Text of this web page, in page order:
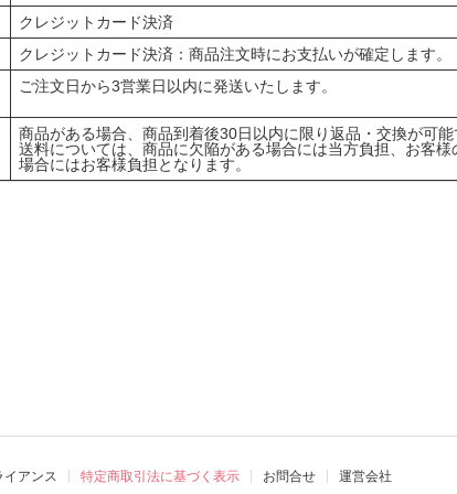
クレジットカード決済
クレジットカード決済：商品注文時にお支払いが確定します。
ご注文日から3営業日以内に発送いたします。
商品がある場合、商品到着後30日以内に限り返品・交換が可能
送料については、商品に欠陥がある場合には当方負担、お客
場合にはお客様負担となります。
イアンス 特定商取引法に基づく表示 お問合せ 運営会社